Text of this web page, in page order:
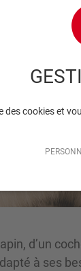
des cookies et
d’un
à ses